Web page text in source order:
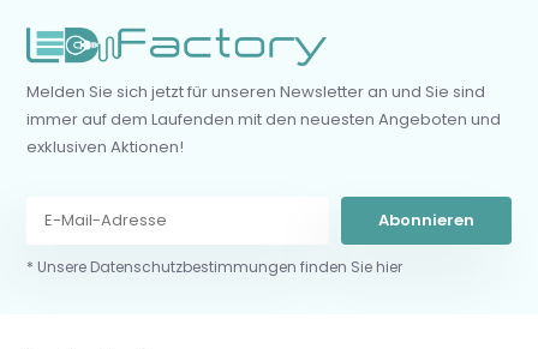
Melden Sie sich jetzt für unseren Newsletter an und Sie sind
immer auf dem Laufenden mit den neuesten Angeboten und
exklusiven Aktionen!
Abonnieren
* Unsere Datenschutzbestimmungen finden Sie hier